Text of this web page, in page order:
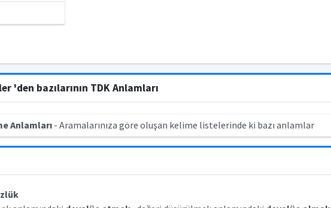
'den bazılarının TDK Anlamları
Anlamları- Aramalarınıza göre oluşan kelime listelerinde ki bazı anlamlar